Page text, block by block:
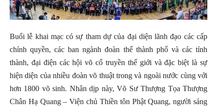
Buổi lễ khai mạc có sự tham dự của đại diện lãnh đạo các cấp
chính quyền, các ban ngành đoàn thể thành phố và các tỉnh
thành, đại điện các hội võ cổ truyền thế giới và đặc biệt là sự
hiện diện của nhiều đoàn võ thuật trong và ngoài nước cùng với
hơn 1800 võ sinh. Nhân dịp này, Võ Sư Thượng Tọa Thượng
Chân Hạ Quang – Viện chủ Thiền tôn Phật Quang, người sáng